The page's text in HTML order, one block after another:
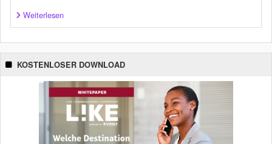
Weiterlesen
KOSTENLOSER DOWNLOAD